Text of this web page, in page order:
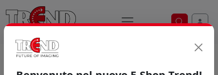
Ricerca